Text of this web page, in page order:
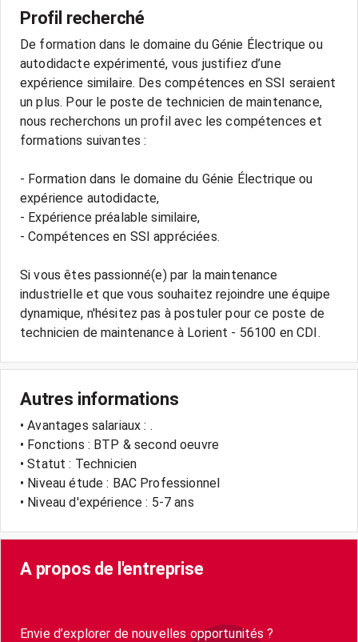
Profil recherché
De formation dans le domaine du Génie Électrique ou
autodidacte expérimenté, vous justifiez d’une
expérience similaire. Des compétences en SSI seraient
un plus. Pour le poste de technicien de maintenance,
nous recherchons un profil avec les compétences et
formations suivantes :
- Formation dans le domaine du Génie Électrique ou
expérience autodidacte,
- Expérience préalable similaire,
- Compétences en SSI appréciées.
Si vous êtes passionné(e) par la maintenance
industrielle et que vous souhaitez rejoindre une équipe
dynamique, n'hésitez pas à postuler pour ce poste de
Autres informations
• Avantages salariaux : .
• Fonctions : BTP & second oeuvre
• Statut : Technicien
• Niveau étude : BAC Professionnel
• Niveau d'expérience : 5-7 ans
A propos de l'entreprise
Envie d’explorer de nouvelles opportunités ?